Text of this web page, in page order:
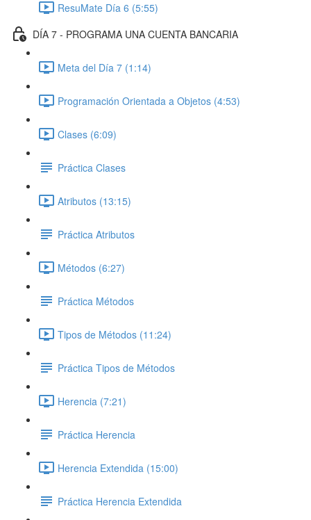
ResuMate Día 6 (5:55)
DÍA 7 - PROGRAMA UNA CUENTA BANCARIA
Meta del Día 7 (1:14)
Programación Orientada a Objetos (4:53)
Clases (6:09)
Práctica Clases
Atributos (13:15)
Práctica Atributos
Métodos (6:27)
Práctica Métodos
Tipos de Métodos (11:24)
Práctica Tipos de Métodos
Herencia (7:21)
Práctica Herencia
Herencia Extendida (15:00)
Práctica Herencia Extendida